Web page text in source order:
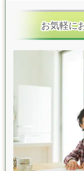
お気軽に